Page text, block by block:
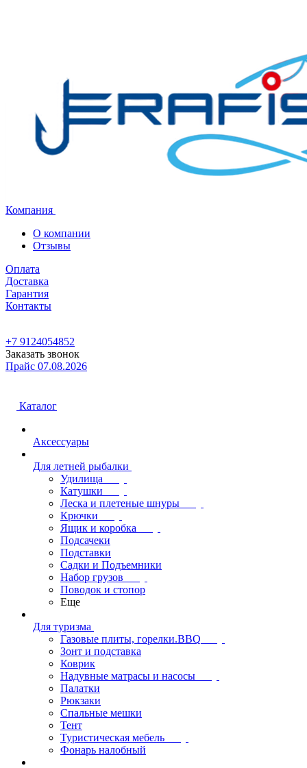
Компания
О компании
Отзывы
Оплата
Доставка
Гарантия
Контакты
+7 9124054852
Заказать звонок
Прайс 07.08.2026
Каталог
Аксессуары
Для летней рыбалки
Удилища
Катушки
Леска и плетеные шнуры
Крючки
Ящик и коробка
Подсачеки
Подставки
Садки и Подъемники
Набор грузов
Поводок и стопор
Еще
Для туризма
Газовые плиты, горелки.BBQ
Зонт и подставка
Коврик
Надувные матрасы и насосы
Палатки
Рюкзаки
Спальные мешки
Тент
Туристическая мебель
Фонарь налобный